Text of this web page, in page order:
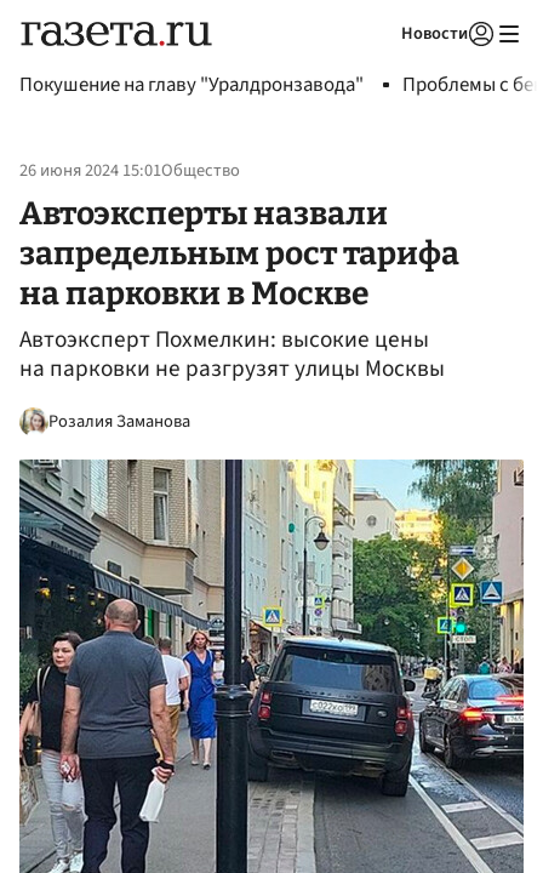
Новости
Покушение на главу "Уралдронзавода" Проблемы с
26 июня 2024 15:01Общество
Автоэксперты назвали
запредельным рост тарифа
на парковки в Москве
Автоэксперт Похмелкин: высокие цены
на парковки не разгрузят улицы Москвы
Розалия Заманова